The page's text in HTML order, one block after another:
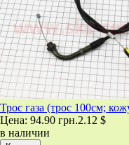
Трос газа (трос 100см;
Цена: 94.90 грн.2.12 $
в наличии